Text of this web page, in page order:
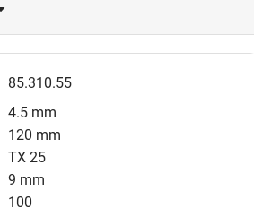
85.310.55
4.5 mm
120 mm
TX 25
9 mm
100